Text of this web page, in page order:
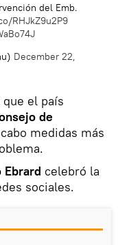
del Emb.
RHJkZ9u2P9
December 22,
el país
de
medidas más
Ebrard celebró la
sociales.